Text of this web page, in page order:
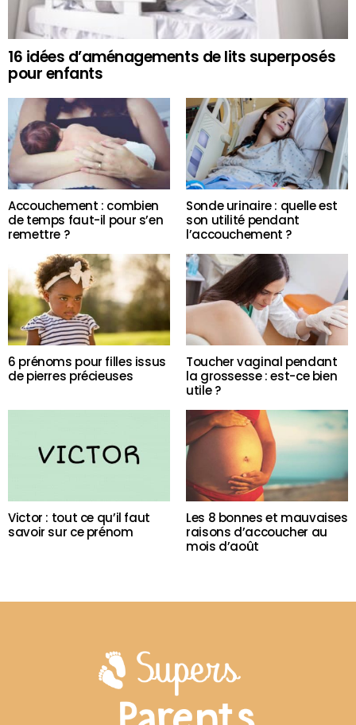
16 idées d’aménagements de lits superposés
pour enfants
Accouchement : combien
de temps faut-il pour s’en
remettre ?
Sonde urinaire : quelle est
son utilité pendant
l’accouchement ?
6 prénoms pour filles issus
de pierres précieuses
Toucher vaginal pendant
la grossesse : est-ce bien
utile ?
Victor : tout ce qu’il faut
savoir sur ce prénom
Les 8 bonnes et mauvaises
raisons d’accoucher au
mois d’août